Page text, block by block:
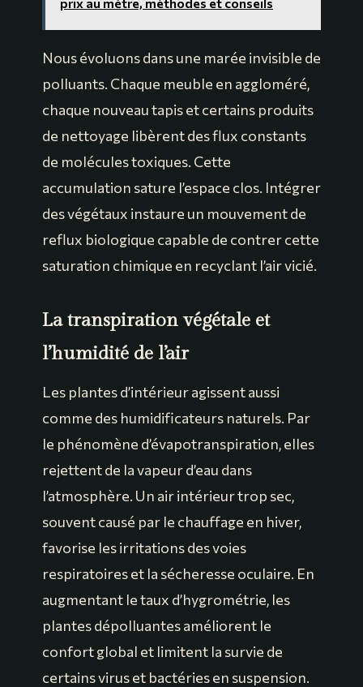
Nous évoluons dans une marée invisible de
polluants. Chaque meuble en aggloméré,
chaque nouveau tapis et certains produits
de nettoyage libèrent des flux constants
de molécules toxiques. Cette
accumulation sature l’espace clos. Intégrer
des végétaux instaure un mouvement de
reflux biologique capable de contrer cette
saturation chimique en recyclant l’air vicié.
La transpiration végétale et
l’humidité de l’air
Les plantes d’intérieur agissent aussi
comme des humidificateurs naturels. Par
le phénomène d’évapotranspiration, elles
rejettent de la vapeur d’eau dans
l’atmosphère. Un air intérieur trop sec,
souvent causé par le chauffage en hiver,
favorise les irritations des voies
respiratoires et la sécheresse oculaire. En
augmentant le taux d’hygrométrie, les
plantes dépolluantes améliorent le
confort global et limitent la survie de
certains virus et bactéries en suspension.